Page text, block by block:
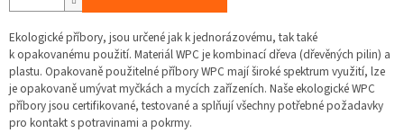
Ekologické příbory, jsou určené jak k jednorázovému, tak také
k opakovanému použití. Materiál WPC je kombinací dřeva (dřevěných pilin) a
plastu. Opakovaně použitelné příbory WPC mají široké spektrum využití, lze
je opakovaně umývat myčkách a mycích zařízeních. Naše ekologické WPC
příbory jsou certifikované, testované a splňují všechny potřebné požadavky
pro kontakt s potravinami a pokrmy.